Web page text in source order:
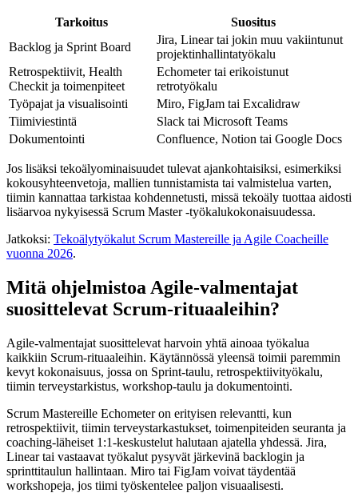
Tarkoitus
Suositus
Backlog ja Sprint Board
Jira, Linear tai jokin muu vakiintunut
projektinhallintatyökalu
Retrospektiivit, Health
Checkit ja toimenpiteet
Echometer tai erikoistunut
retrotyökalu
Työpajat ja visualisointi
Miro, FigJam tai Excalidraw
Tiimiviestintä
Slack tai Microsoft Teams
Dokumentointi
Confluence, Notion tai Google Docs
Jos lisäksi tekoälyominaisuudet tulevat ajankohtaisiksi, esimerkiksi
kokousyhteenvetoja, mallien tunnistamista tai valmistelua varten,
tiimin kannattaa tarkistaa kohdennetusti, missä tekoäly tuottaa aidosti
lisäarvoa nykyisessä Scrum Master -työkalukokonaisuudessa.
Jatkoksi: Tekoälytyökalut Scrum Mastereille ja Agile Coacheille
vuonna 2026.
Mitä ohjelmistoa Agile-valmentajat
suosittelevat Scrum-rituaaleihin?
Agile-valmentajat suosittelevat harvoin yhtä ainoaa työkalua
kaikkiin Scrum-rituaaleihin. Käytännössä yleensä toimii paremmin
kevyt kokonaisuus, jossa on Sprint-taulu, retrospektiivityökalu,
tiimin terveystarkistus, workshop-taulu ja dokumentointi.
Scrum Mastereille Echometer on erityisen relevantti, kun
retrospektiivit, tiimin terveystarkastukset, toimenpiteiden seuranta ja
coaching-läheiset 1:1-keskustelut halutaan ajatella yhdessä. Jira,
Linear tai vastaavat työkalut pysyvät järkevinä backlogin ja
sprinttitaulun hallintaan. Miro tai FigJam voivat täydentää
workshopeja, jos tiimi työskentelee paljon visuaalisesti.